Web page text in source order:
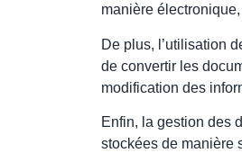
manière
De plus, l’utilisation
de convertir les
modification des
Enfin, la gestion des
stockées de manière